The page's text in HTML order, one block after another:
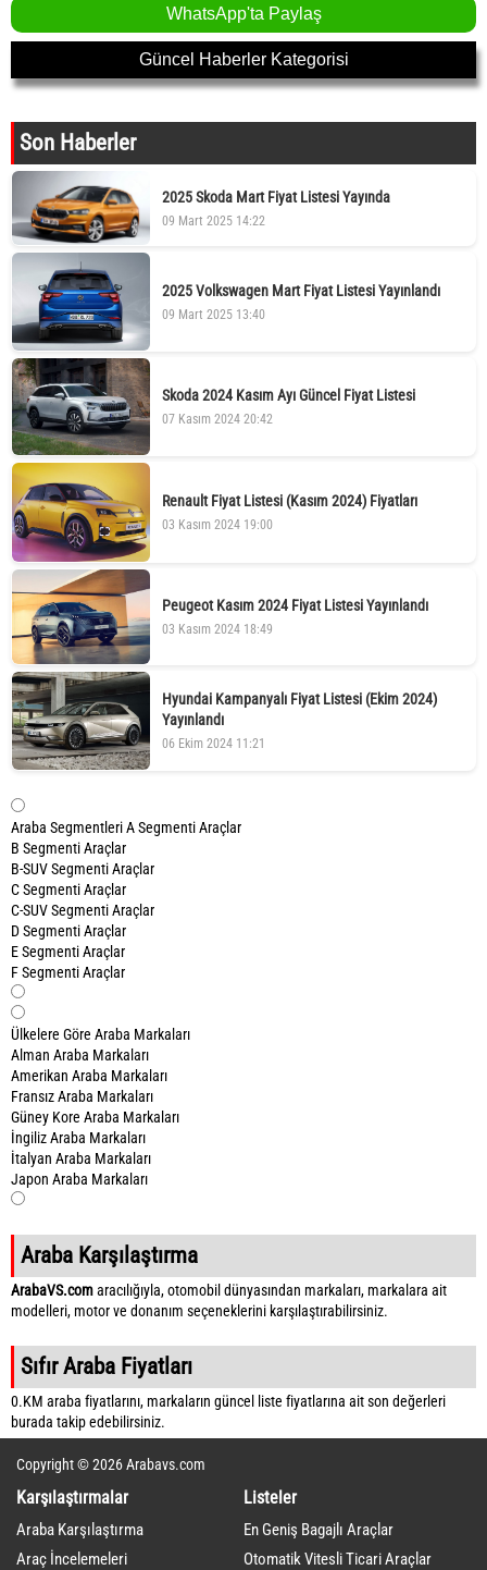
WhatsApp'ta Paylaş
Güncel Haberler Kategorisi
Son Haberler
2025 Skoda Mart Fiyat Listesi Yayında
09 Mart 2025 14:22
2025 Volkswagen Mart Fiyat Listesi Yayınlandı
09 Mart 2025 13:40
Skoda 2024 Kasım Ayı Güncel Fiyat Listesi
07 Kasım 2024 20:42
Renault Fiyat Listesi (Kasım 2024) Fiyatları
03 Kasım 2024 19:00
Peugeot Kasım 2024 Fiyat Listesi Yayınlandı
03 Kasım 2024 18:49
Hyundai Kampanyalı Fiyat Listesi (Ekim 2024)
Yayınlandı
06 Ekim 2024 11:21
Araba SegmentleriA Segmenti Araçlar
B Segmenti Araçlar
B-SUV Segmenti Araçlar
C Segmenti Araçlar
C-SUV Segmenti Araçlar
D Segmenti Araçlar
E Segmenti Araçlar
F Segmenti Araçlar
Ülkelere Göre Araba Markaları
Alman Araba Markaları
Amerikan Araba Markaları
Fransız Araba Markaları
Güney Kore Araba Markaları
İngiliz Araba Markaları
İtalyan Araba Markaları
Japon Araba Markaları
Araba Karşılaştırma
ArabaVS.comaracılığıyla, otomobil dünyasından markaları, markalara ait
modelleri, motor ve donanım seçeneklerini karşılaştırabilirsiniz.
Sıfır Araba Fiyatları
0.KM araba fiyatlarını, markaların güncel liste fiyatlarına ait son değerleri
burada takip edebilirsiniz.
Copyright © 2026 Arabavs.com
Karşılaştırmalar
Araba Karşılaştırma
Araç İncelemeleri
Listeler
En Geniş Bagajlı Araçlar
Otomatik Vitesli Ticari Araçlar